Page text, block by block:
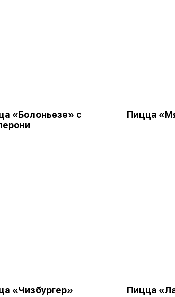
«Болоньезе» с
Пицца
«Чизбургер» Пицца